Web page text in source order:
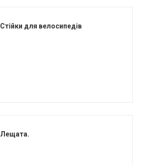
Стійки для велосипедів
Лещата.